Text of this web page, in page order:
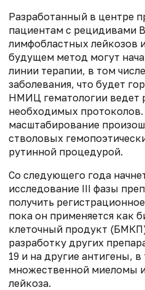
Разработанный в центре
пациентам с рецидивами
лимфобластных лейкозов
будущем метод могут
линии терапии, в том
заболевания, что будет
НМИЦ гематологии ведет
необходимых
масштабирование
стволовых
рутинной процедурой.
Со следующего года
исследование III фазы
получить
пока он применяется как
клеточный продукт
разработку других
19 и на другие антигены, в
множественной миеломы
лейкоза.